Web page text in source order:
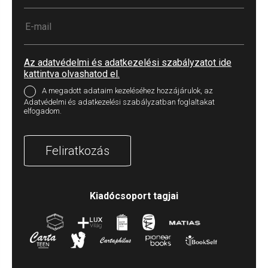
Az adatvédelmi és adatkezelési szabályzatot ide
kattintva olvashatod el.
A megadott adataim kezeléséhez hozzájárulok, az
Adatvédelmi és adatkezelési szabályzatban foglaltakat
elfogadom.
Feliratkozás
Kiadócsoport tagjai